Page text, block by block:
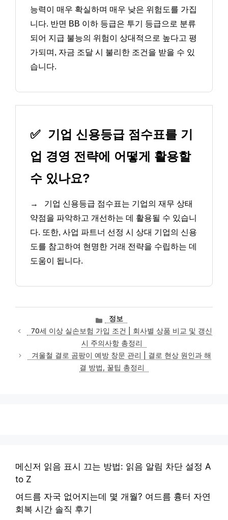
능력이 매우 확실하며 매우 낮은 위험도를 가집
니다. 반면 BB 이하 등급은 투기 등급으로 분류
되어 지급 불능의 위험이 상대적으로 높다고 평
가되며, 자금 조달 시 불리한 조건을 받을 수 있
습니다.
✅ 기업 신용등급 점수표를 기
업 경영 전략에 어떻게 활용할
수 있나요?
→
기업 신용등급 점수표는 기업의 재무 상태
약점을 파악하고 개선하는 데 활용될 수 있습니
다. 또한, 사업 파트너 선정 시 상대 기업의 신용
도를 참고하여 현명한 거래 전략을 수립하는 데
도움이 됩니다.
카
테
고
리
정보
70세 이상 실손보험 가입 조건 | 회사별 상품 비교 및 갱신
시 주의사항 총정리
겨울철 결로 곰팡이 예방 창문 관리 | 결로 현상 원인과 해
결 방법, 꿀팁 총정리
메신저 읽음 표시 끄는 방법: 읽음 알림 차단 설정 A
to Z
여드름 자국 없어지는데 몇 개월? 여드름 흉터 자연
회복 시간 솔직 후기